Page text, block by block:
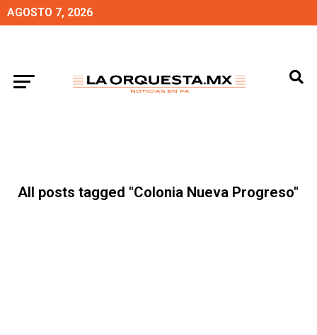
AGOSTO 7, 2026
All posts tagged "Colonia Nueva Progreso"